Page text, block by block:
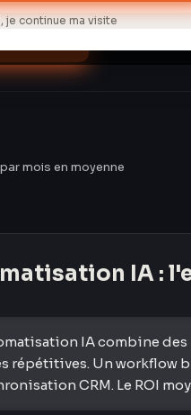
je continue ma visite
mois en moyenne
IA :
IA combine
répétitives. Un workflow
CRM. Le ROI